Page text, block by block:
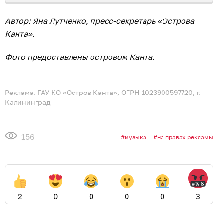
Автор: Яна Лутченко, пресс-секретарь «Острова
Канта».
Фото предоставлены островом Канта.
Реклама. ГАУ КО «Остров Канта», ОГРН 1023900597720, г.
Калининград
156 музыка на правах рекламы
2 0 0 0 0 3